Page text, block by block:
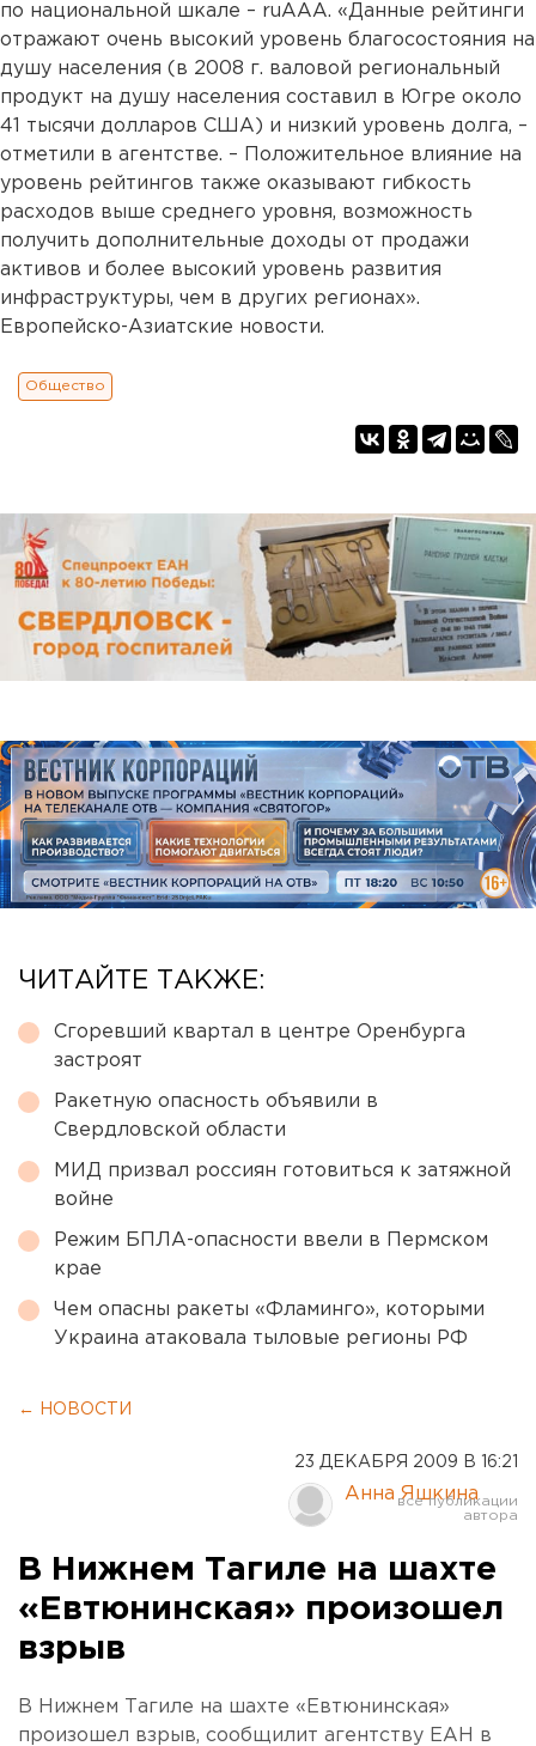
по национальной шкале – ruAAA. «Данные рейтинги
отражают очень высокий уровень благосостояния на
душу населения (в 2008 г. валовой региональный
продукт на душу населения составил в Югре около
41 тысячи долларов США) и низкий уровень долга, –
отметили в агентстве. – Положительное влияние на
уровень рейтингов также оказывают гибкость
расходов выше среднего уровня, возможность
получить дополнительные доходы от продажи
активов и более высокий уровень развития
инфраструктуры, чем в других регионах».
Европейско-Азиатские новости.
Общество
ЧИТАЙТЕ ТАКЖЕ:
Сгоревший квартал в центре Оренбурга
застроят
Ракетную опасность объявили в
Свердловской области
МИД призвал россиян готовиться к затяжной
войне
Режим БПЛА-опасности ввели в Пермском
крае
Чем опасны ракеты «Фламинго», которыми
Украина атаковала тыловые регионы РФ
← НОВОСТИ
23 ДЕКАБРЯ 2009 В 16:21
Анна Яшкина
В Нижнем Тагиле на шахте
«Евтюнинская» произошел
взрыв
В Нижнем Тагиле на шахте «Евтюнинская»
произошел взрыв, сообщилит агентству ЕАН в